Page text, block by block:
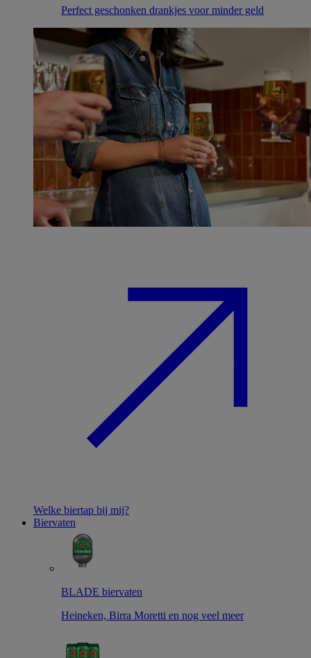
Perfect geschonken drankjes voor minder geld
Welke biertap bij mij?
Biervaten
BLADE biervaten
Heineken, Birra Moretti en nog veel meer